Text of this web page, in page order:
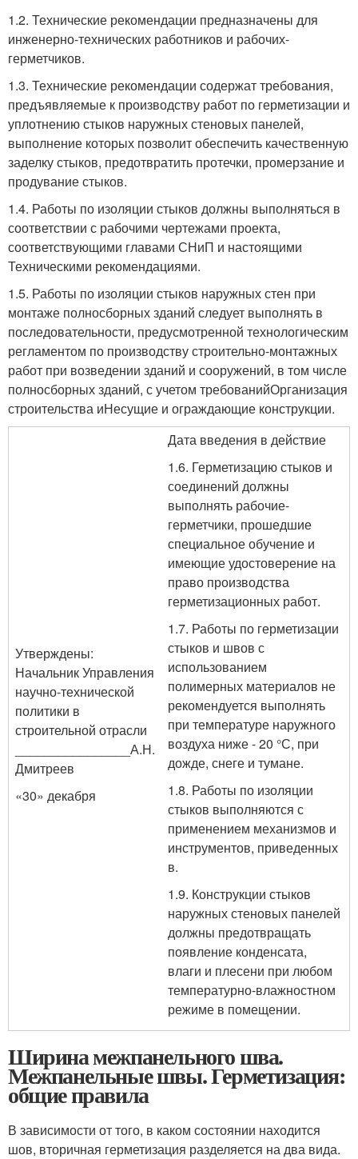
1.2. Технические рекомендации предназначены для
инженерно-технических работников и рабочих-
герметчиков.
1.3. Технические рекомендации содержат требования,
предъявляемые к производству работ по герметизации и
уплотнению стыков наружных стеновых панелей,
выполнение которых позволит обеспечить качественную
заделку стыков, предотвратить протечки, промерзание и
продувание стыков.
1.4. Работы по изоляции стыков должны выполняться в
соответствии с рабочими чертежами проекта,
соответствующими главами СНиП и настоящими
Техническими рекомендациями.
1.5. Работы по изоляции стыков наружных стен при
монтаже полносборных зданий следует выполнять в
последовательности, предусмотренной технологическим
регламентом по производству строительно-монтажных
работ при возведении зданий и сооружений, в том числе
полносборных зданий, с учетом требованийОрганизация
строительства иНесущие и ограждающие конструкции.
Утверждены:
Начальник Управления
научно-технической
политики в
строительной отрасли
________________А.Н.
Дмитреев
«30» декабря
Дата введения в действие
1.6. Герметизацию стыков и
соединений должны
выполнять рабочие-
герметчики, прошедшие
специальное обучение и
имеющие удостоверение на
право производства
герметизационных работ.
1.7. Работы по герметизации
стыков и швов с
использованием
полимерных материалов не
рекомендуется выполнять
при температуре наружного
воздуха ниже - 20 °С, при
дожде, снеге и тумане.
1.8. Работы по изоляции
стыков выполняются с
применением механизмов и
инструментов, приведенных
в.
1.9. Конструкции стыков
наружных стеновых панелей
должны предотвращать
появление конденсата,
влаги и плесени при любом
температурно-влажностном
режиме в помещении.
Ширина межпанельного шва.
Межпанельные швы. Герметизация:
общие правила
В зависимости от того, в каком состоянии находится
шов, вторичная герметизация разделяется на два вида.